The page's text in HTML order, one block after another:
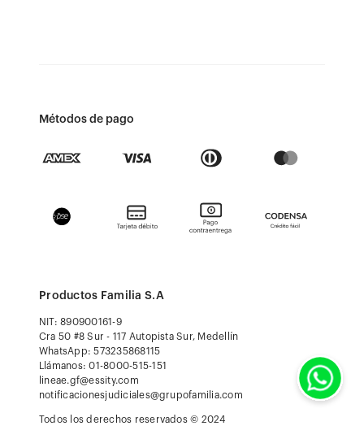
Métodos de pago
Productos Familia S.A
NIT: 890900161-9
Cra 50 #8 Sur - 117 Autopista Sur, Medellín
WhatsApp: 573235868115
Llámanos: 01-8000-515-151
lineae.gf@essity.com
notificacionesjudiciales@grupofamilia.com
Todos los derechos reservados © 2024